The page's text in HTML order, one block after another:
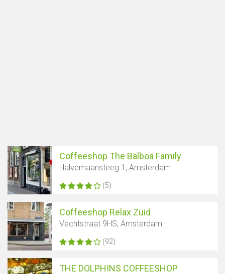
Coffeeshop The Balboa Family
Halvemaansteeg 1, Amsterdam
(5)
Coffeeshop Relax Zuid
Vechtstraat 9HS, Amsterdam
(92)
THE DOLPHINS COFFEESHOP